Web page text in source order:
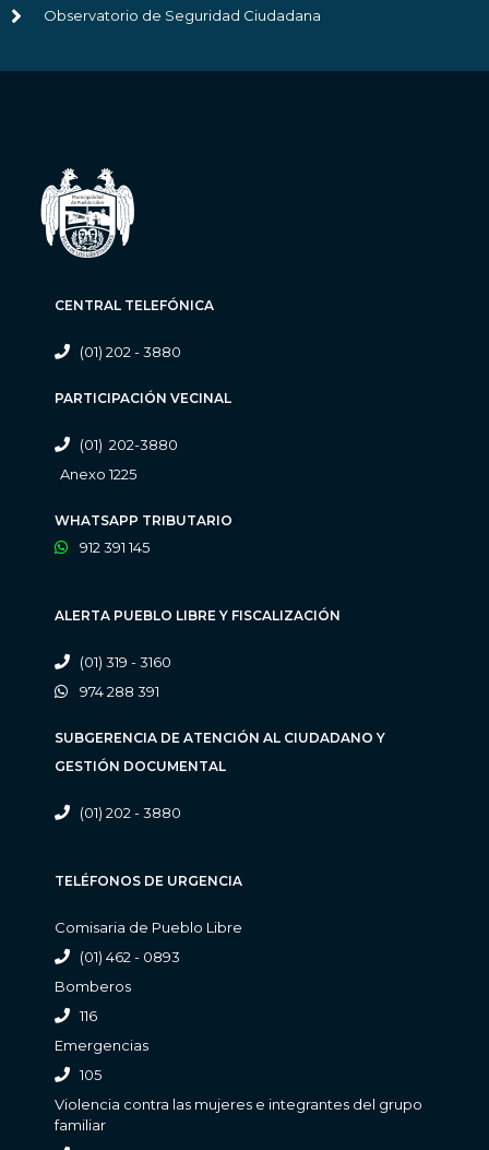
Observatorio de Seguridad Ciudadana
CENTRAL TELEFÓNICA
(01) 202 - 3880
PARTICIPACIÓN VECINAL
(01) 202-3880
Anexo 1225
WHATSAPP TRIBUTARIO
912 391 145
ALERTA PUEBLO LIBRE Y FISCALIZACIÓN
(01) 319 - 3160
974 288 391
SUBGERENCIA DE ATENCIÓN AL CIUDADANO Y
GESTIÓN DOCUMENTAL
(01) 202 - 3880
TELÉFONOS DE URGENCIA
Comisaria de Pueblo Libre
(01) 462 - 0893
Bomberos
116
Emergencias
105
Violencia contra las mujeres e integrantes del grupo
familiar